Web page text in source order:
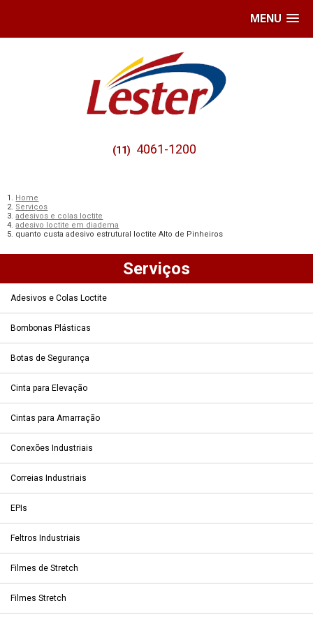
MENU
(11) 4061-1200
Home
Serviços
adesivos e colas loctite
adesivo loctite em diadema
quanto custa adesivo estrutural loctite Alto de Pinheiros
Serviços
Adesivos e Colas Loctite
Bombonas Plásticas
Botas de Segurança
Cinta para Elevação
Cintas para Amarração
Conexões Industriais
Correias Industriais
EPIs
Feltros Industriais
Filmes de Stretch
Filmes Stretch